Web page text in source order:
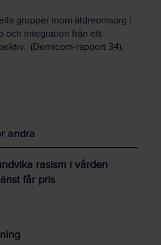
grupper inom äldreomsorg i
och integration från ett
(Demicom-rapport 34).
andra
rasism i vården
får pris